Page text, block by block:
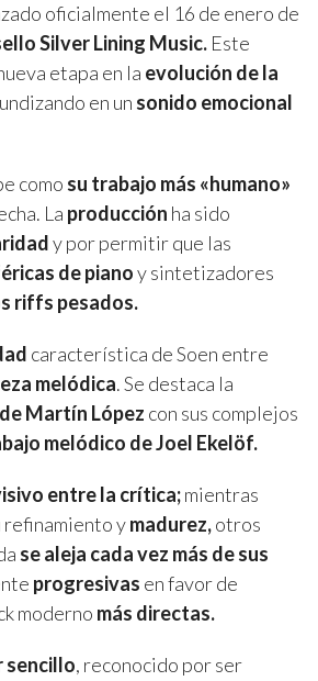
oficialmente el 16 de enero de
Silver Lining Music. Este
etapa en la evolución de la
en un sonido emocional
como su trabajo más «humano»
La producción ha sido
y por permitir que las
de pianoy sintetizadores
riffs pesados.
característica de Soen entre
melódica. Se destaca la
Martín López con sus complejos
melódico de Joel Ekelöf.
entre la crítica;mientras
refinamiento ymadurez,otros
se aleja cada vez más de sus
progresivas en favor de
moderno más directas.
sencillo, reconocido por ser